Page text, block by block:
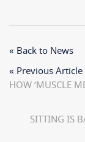
« Back to News
« Previous Article
HOW ‘MUSCLE
SITTING IS